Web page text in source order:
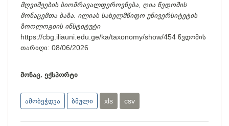
მღვიმეების ბიომრავალფეროვნება, ღია წვდომის
მონაცემთა ბაზა. ილიას სახელმწიფო უნივერსიტეტის
ზოოლოგიის ინსტიტუტი
https://cbg.iliauni.edu.ge/ka/taxonomy/show/454 წვდომის
თარიღი: 08/06/2026
მონაც. ექსპორტი
ამობეჭდვა ბმული xls csv